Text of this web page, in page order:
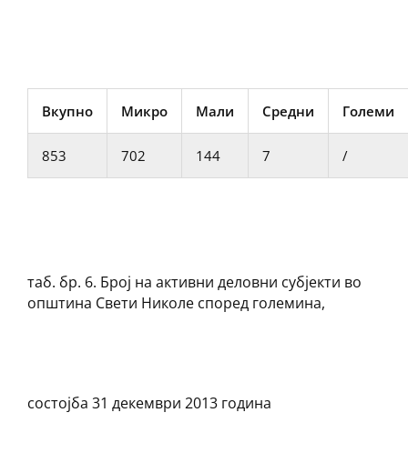
Вкупно Микро Мали Средни Големи
853 702 144 7 /
таб. бр. 6. Број на активни деловни субјекти во
општина Свети Николе според големина,
состојба 31 декември 2013 година